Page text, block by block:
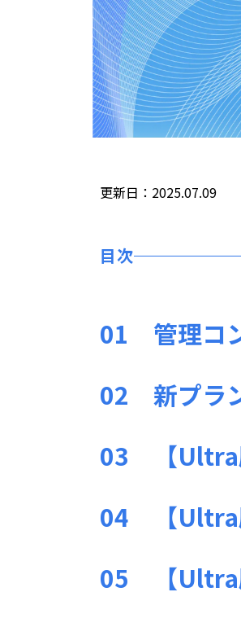
更新日：2025.07.09
目次
01 管理コ
02 新プラ
03
【
04
【
05
【